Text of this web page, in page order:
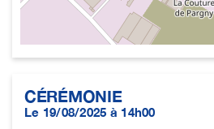
CÉRÉMONIE
Le 19/08/2025 à 14h00